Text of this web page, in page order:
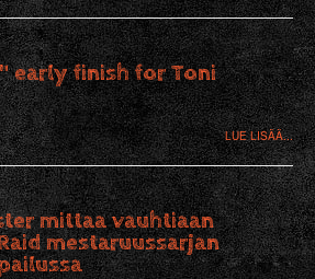
early finish for Toni
LUE LISÄÄ...
mittaa vauhtiaan
mestaruussarjan